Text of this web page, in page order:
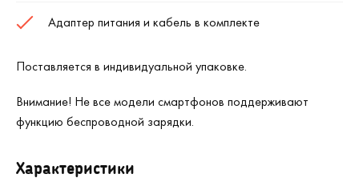
Адаптер питания и кабель в комплекте
Поставляется в индивидуальной упаковке.
Внимание! Не все модели смартфонов поддерживают
функцию беспроводной зарядки.
Характеристики